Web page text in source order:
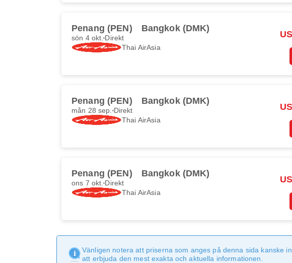
Penang (PEN) Bangkok (DMK)
sön 4 okt. Direkt
Thai AirAsia
Penang (PEN) Bangkok (DMK)
mån 28 sep. Direkt
Thai AirAsia
Penang (PEN) Bangkok (DMK)
ons 7 okt. Direkt
Thai AirAsia
Vänligen notera att priserna som anges på denna sida kanske
att erbjuda den mest exakta och aktuella informationen.